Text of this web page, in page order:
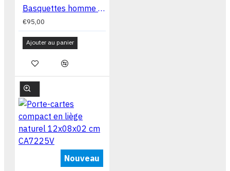
Basquettes homme en liège naturel Basqt109 N40 N45
€95,00
Ajouter au panier
Nouveau